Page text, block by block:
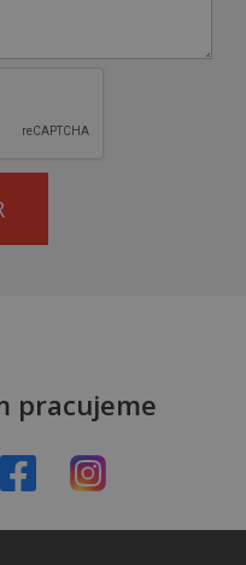
pracujeme